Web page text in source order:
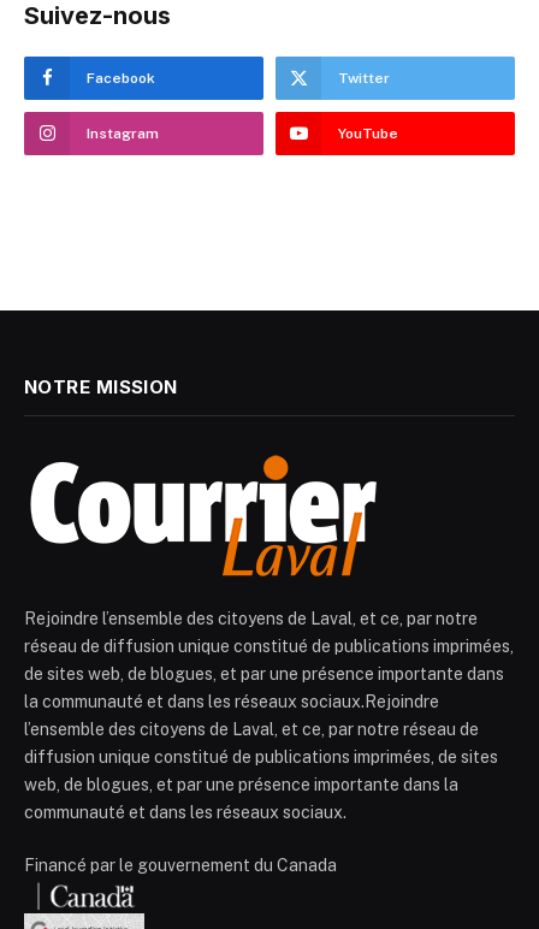
Suivez-nous
Facebook Twitter
Instagram YouTube
NOTRE MISSION
Rejoindre l’ensemble des citoyens de Laval, et ce, par notre
réseau de diffusion unique constitué de publications imprimées,
de sites web, de blogues, et par une présence importante dans
la communauté et dans les réseaux sociaux.Rejoindre
l’ensemble des citoyens de Laval, et ce, par notre réseau de
diffusion unique constitué de publications imprimées, de sites
web, de blogues, et par une présence importante dans la
communauté et dans les réseaux sociaux.
Financé par le gouvernement du Canada